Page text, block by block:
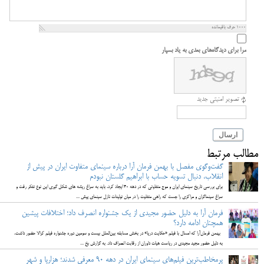
1000 حرف باقیمانده
مرا برای دیدگاه‌های بعدی به یاد بسپار
تصویر امنیتی جدید
ارسال
مطالب مرتبط
گفت‌وگوی مفصل با بهمن فرمان آرا درباره سینمای متفاوت ایران در پیش از
انقلاب، دنبال تسویه حساب با ابراهیم گلستان نبودم
برای بررسی تاریخ سینمای ایران و موج متفاوتی که در دهه 40 ایجاد کرد، باید به سراغ ریشه های شکل گیری این نوع تفکر رفت و
سراغ سینماگران و مراکزی را جست که راهی متفاوت را در میان تولیدات نازل سینمای پیش ...
فرمان آرا به دلیل حضور مجیدی از یک جشنواره انصرف داد؛ اختلافات پیشین
همچنان ادامه دارد؟
بهمن فرمان‌آرا که امسال با فیلم «حکایت دریا» در بخش مسابقه بین‌الملل بیست و سومین دوره جشنواره فیلم کرالا حضور داشت،
به دلیل حضور مجید مجیدی در ریاست هیات داوران از رقابت انصراف داد. به گزارش بخ ...
پرمخاطب‌ترین فیلم‌های سینمای ایران در دهه 90 معرفی شدند؛ هزارپا و شهر